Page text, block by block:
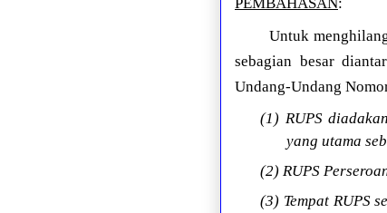
Untuk
sebagian besar
Undang-Undang
(1) RUPS
yang utama
(2) RUPS
(3) Tempat RUPS